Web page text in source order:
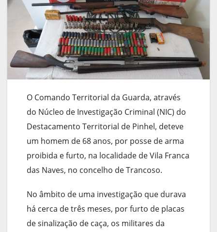
O Comando Territorial da Guarda, através
do Núcleo de Investigação Criminal (NIC) do
Destacamento Territorial de Pinhel, deteve
um homem de 68 anos, por posse de arma
proibida e furto, na localidade de Vila Franca
das Naves, no concelho de Trancoso.
No âmbito de uma investigação que durava
há cerca de três meses, por furto de placas
de sinalização de caça, os militares da